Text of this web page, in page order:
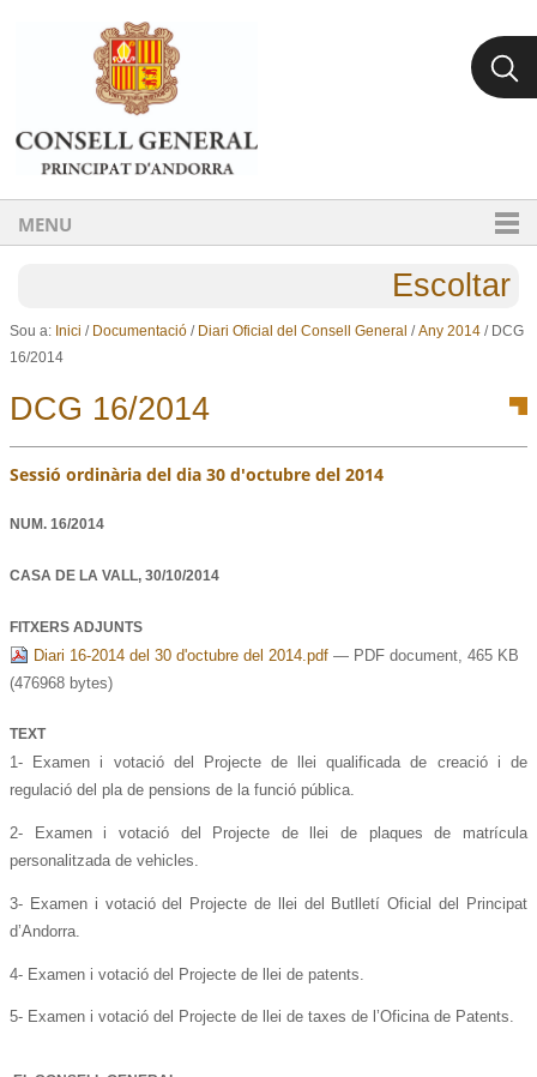
Ves al contingut.
Salta a la navegació
MENU
Escoltar
Sou a: Inici / Documentació / Diari Oficial del Consell General /Any 2014 / DCG
16/2014
DCG 16/2014
Sessió ordinària del dia 30 d'octubre del 2014
NUM.16/2014
CASA DE LA VALL,30/10/2014
FITXERS ADJUNTS
Diari 16-2014 del 30 d'octubre del 2014.pdf— PDF document, 465 KB
(476968 bytes)
TEXT
1- Examen i votació del Projecte de llei qualificada de creació i de
regulació del pla de pensions de la funció pública.
2- Examen i votació del Projecte de llei de plaques de matrícula
personalitzada de vehicles.
3- Examen i votació del Projecte de llei del Butlletí Oficial del Principat
d’Andorra.
4- Examen i votació del Projecte de llei de patents.
5- Examen i votació del Projecte de llei de taxes de l’Oficina de Patents.